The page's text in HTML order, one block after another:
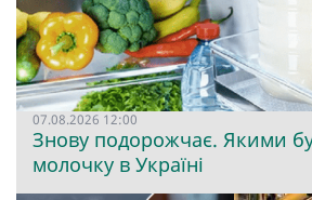
07.08.2026 12:00
Знову подорожчає. Якими
молочку в Україні